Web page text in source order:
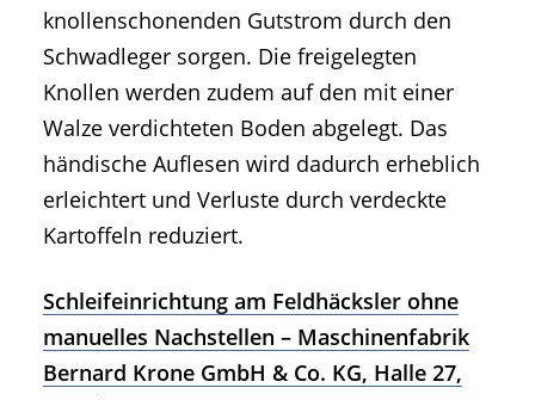
knollenschonenden Gutstrom durch den
Schwadleger sorgen. Die freigelegten
Knollen werden zudem auf den mit einer
Walze verdichteten Boden abgelegt. Das
händische Auflesen wird dadurch erheblich
erleichtert und Verluste durch verdeckte
Kartoffeln reduziert.
Schleifeinrichtung am Feldhäcksler ohne
manuelles Nachstellen – Maschinenfabrik
Bernard Krone GmbH & Co. KG, Halle 27,